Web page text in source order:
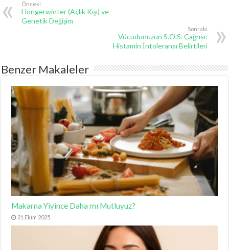
Önceki
Hongerwinter (Açlık Kışı) ve
Genetik Değişim
Sonraki
Vücudunuzun S.O.S. Çağrısı:
Histamin İntoleransı Belirtileri
Benzer Makaleler
Makarna Yiyince Daha mı Mutluyuz?
21 Ekim 2025